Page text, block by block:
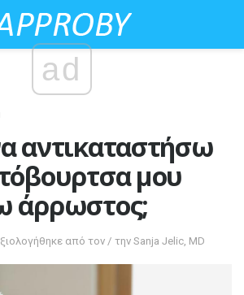
ad
αντικαταστήσω
μου
άρρωστος;
από τον / την Sanja Jelic, MD